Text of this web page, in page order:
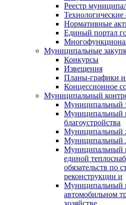
Реестр
Нормативные
Единый портал
Муниципальные
Конкурсы
Извещения
Планы-графики
Концессионное
Муниципальный
Муниципальный
Муниципальный
благоустройства
Муниципальный
Муниципальный
Муниципальный
единой
обязательств по
реконструкции и
Муниципальный
автомобильном